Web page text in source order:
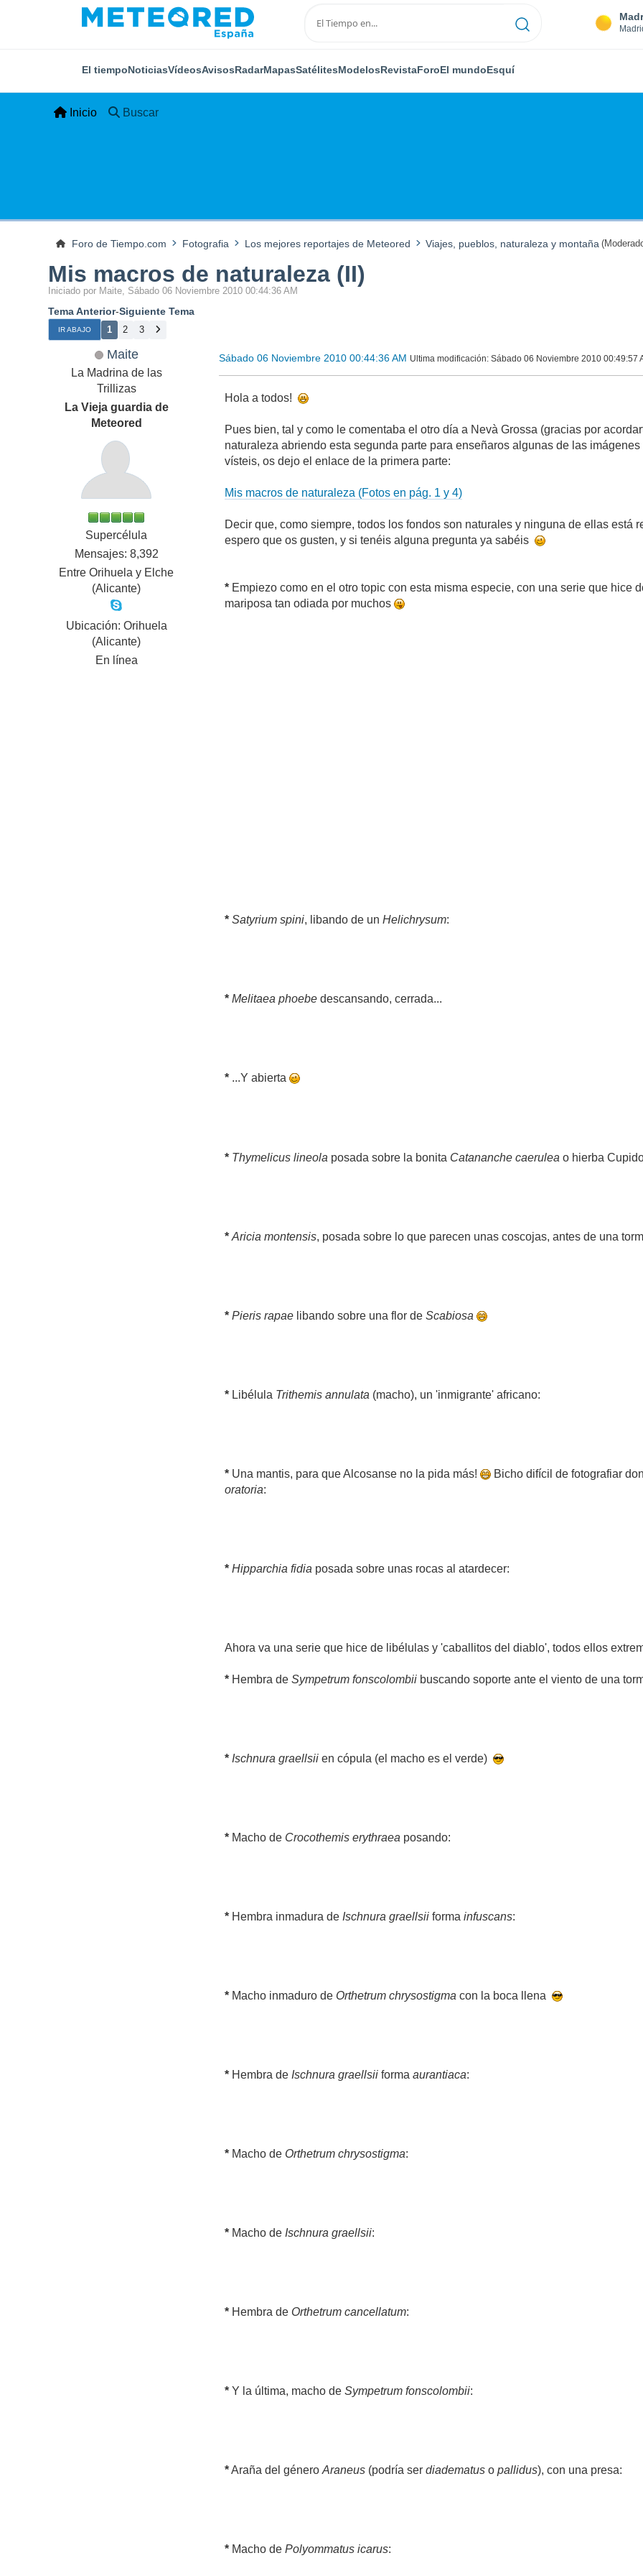
El tiempoNoticiasVídeosAvisosRadarMapasSatélitesModelosRevistaForoEl mundoEsquí
Inicio Buscar
Foro de Tiempo.com Fotografia Los mejores reportajes de Meteored Viajes, pueblos, naturaleza y montaña
Mis macros de naturaleza (II)
Iniciado por Maite, Sábado 06 Noviembre 2010 00:44:36 AM
Tema Anterior-Siguiente Tema
IR ABAJO 1 2 3
Maite
La Madrina de las
Trillizas
La Vieja guardia de
Meteored
Supercélula
Mensajes: 8,392
Entre Orihuela y Elche
(Alicante)
Ubicación: Orihuela
(Alicante)
En línea
Sábado 06 Noviembre 2010 00:44:36 AM Ultima modificación: Sábado 06 Noviembre 2010 00:49:57
Hola a todos!
Pues bien, tal y como le comentaba el otro día a Nevà Grossa (gracias por
naturaleza abriendo esta segunda parte para enseñaros algunas de las
vísteis, os dejo el enlace de la primera parte:
Mis macros de naturaleza (Fotos en pág. 1 y 4)
Decir que, como siempre, todos los fondos son naturales y ninguna de ellas está
espero que os gusten, y si tenéis alguna pregunta ya sabéis
* Empiezo como en el otro topic con esta misma especie, con una serie que hice
mariposa tan odiada por muchos
* Satyrium spini, libando de unHelichrysum:
* Melitaea phoebe descansando, cerrada...
* ...Y abierta
* Thymelicus lineola posada sobre la bonita Catananche caerulea o hierba
* Aricia montensis, posada sobre lo que parecen unas coscojas, antes de una
* Pieris rapae libando sobre una flor deScabiosa
* Libélula Trithemis annulata (macho), un 'inmigrante' africano:
* Una mantis, para que Alcosanse no la pida más! Bicho difícil de fotografiar
oratoria:
* Hipparchia fidia posada sobre unas rocas al atardecer:
Ahora va una serie que hice de libélulas y 'caballitos del diablo', todos ellos
* Hembra deSympetrum fonscolombii buscando soporte ante el viento de una
* Ischnura graellsii en cópula (el macho es el verde)
* Macho de Crocothemis erythraea posando:
* Hembra inmadura de Ischnura graellsii formainfuscans:
* Macho inmaduro de Orthetrum chrysostigma con la boca llena
* Hembra de Ischnura graellsii formaaurantiaca:
* Macho de Orthetrum chrysostigma:
* Macho de Ischnura graellsii:
* Hembra de Orthetrum cancellatum:
* Y la última, macho deSympetrum fonscolombii:
*Araña del géneroAraneus (podría serdiadematus opallidus), con una presa:
* Macho dePolyommatus icarus: